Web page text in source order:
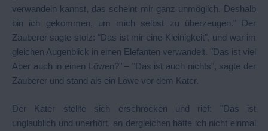
verwandeln kannst, das scheint mir ganz unmöglich. Deshalb
bin ich gekommen, um mich selbst zu überzeugen." Der
Zauberer sagte stolz: "Das ist mir eine Kleinigkeit", und war im
gleichen Augenblick in einen Elefanten verwandelt. "Das ist viel
Aber auch in einen Löwen?" – "Das ist auch nichts", sagte der
Zauberer und stand als ein Löwe vor dem Kater.
Der Kater stellte sich erschrocken und rief: "Das ist
unglaublich und unerhört, an dergleichen hätte ich nicht einmal